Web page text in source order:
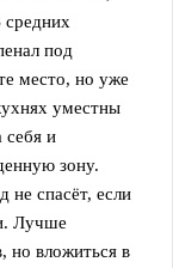
под
место, но уже
уместны
себя и
зону.
спасёт, если
Лучше
но вложиться в